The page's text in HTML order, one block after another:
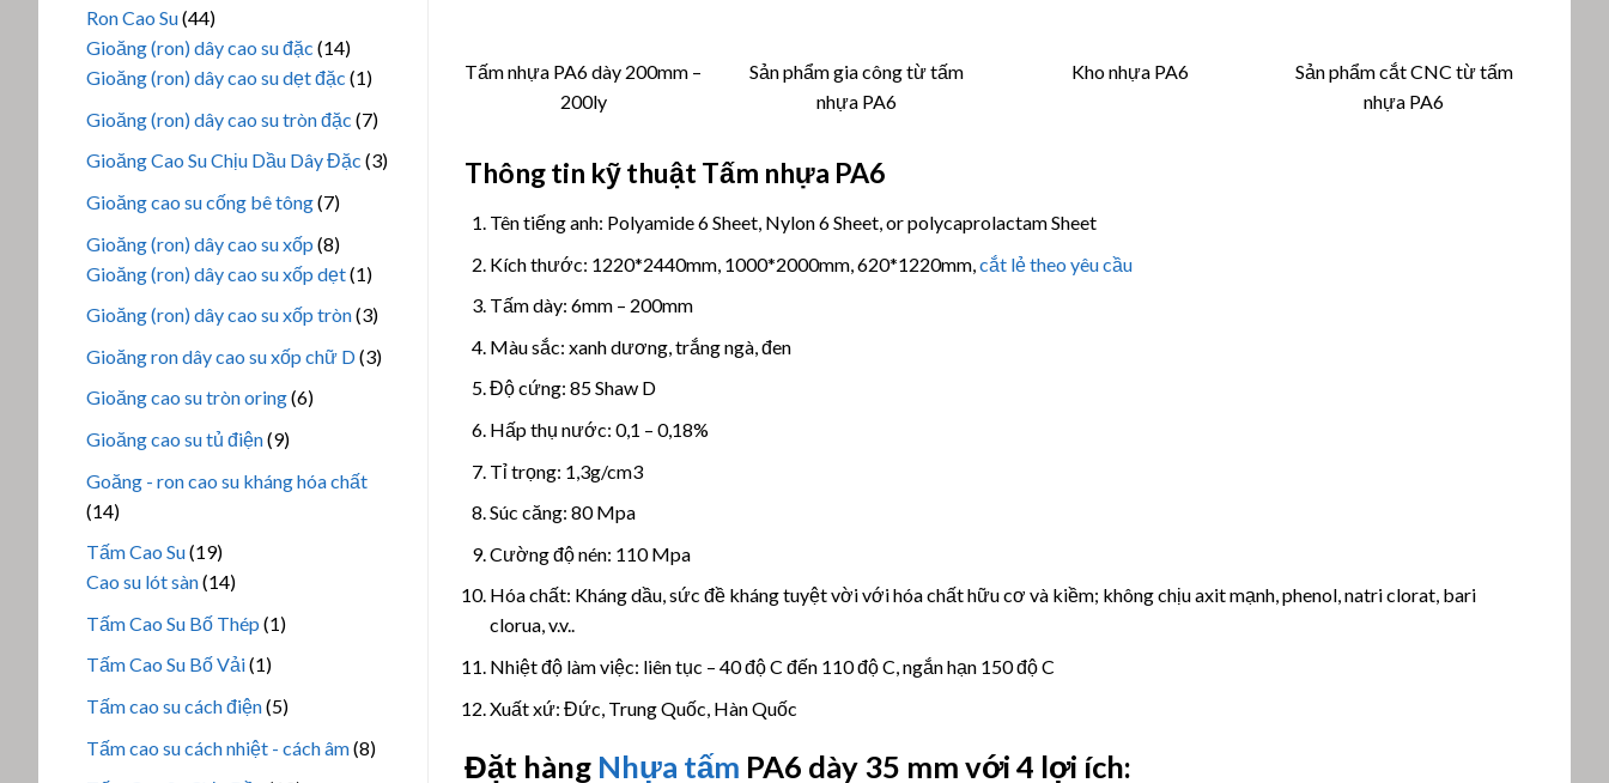
Ron Cao Su 4444
sản
phẩm
Gioăng (ron) dây cao su đặc 1414
sản
Gioăng (ron) dây cao su dẹt đặc 11
phẩm
Gioăng (ron) dây cao su tròn đặc 77
sản
phẩm
Gioăng Cao Su Chịu Dầu Dây Đặc 33
Gioăng cao su cống bê tông 77
phẩm
Gioăng (ron) dây cao su xốp 88
sản
Gioăng (ron) dây cao su xốp dẹt 11
phẩm
Gioăng (ron) dây cao su xốp tròn 33
phẩm
Gioăng ron dây cao su xốp chữ D 33
Gioăng cao su tròn oring 66
Gioăng cao su tủ điện 99
phẩm
Goăng - ron cao su kháng hóa chất
1414
Tấm Cao Su 1919
sản
Cao su lót sàn 1414
phẩm
Tấm Cao Su Bố Thép 11
Tấm Cao Su Bố Vải 11
phẩm
Tấm cao su cách điện 55
Tấm cao su cách nhiệt - cách âm 88
Tấm nhựa PA6 dày 200mm –
200ly
Sản phẩm gia công từ tấm
nhựa PA6
Kho nhựa PA6
Sản phẩm cắt CNC từ tấm
nhựa PA6
Thông tin kỹ thuật Tấm nhựa PA6
Tên tiếng anh: Polyamide 6 Sheet, Nylon 6 Sheet, or polycaprolactam Sheet
Kích thước: 1220*2440mm, 1000*2000mm, 620*1220mm, cắt lẻ theo yêu cầu
Tấm dày: 6mm – 200mm
Màu sắc: xanh dương, trắng ngà, đen
Độ cứng: 85 Shaw D
Hấp thụ nước: 0,1 – 0,18%
Tỉ trọng: 1,3g/cm3
Súc căng: 80 Mpa
Cường độ nén: 110 Mpa
Hóa chất: Kháng dầu, sức đề kháng tuyệt vời với hóa chất hữu cơ và kiềm; không chịu axit mạnh, phenol, natri clorat, bari
clorua, v.v..
Nhiệt độ làm việc: liên tục – 40 độ C đến 110 độ C, ngắn hạn 150 độ C
Xuất xứ: Đức, Trung Quốc, Hàn Quốc
Đặt hàng Nhựa tấm PA6 dày 35 mm với 4 lợi ích: